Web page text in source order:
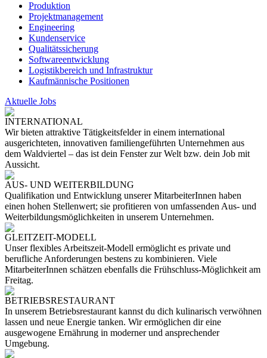
Produktion
Projektmanagement
Engineering
Kundenservice
Qualitätssicherung
Softwareentwicklung
Logistikbereich und Infrastruktur
Kaufmännische Positionen
Aktuelle Jobs
INTERNATIONAL
Wir bieten attraktive Tätigkeitsfelder in einem international
ausgerichteten, innovativen familiengeführten Unternehmen aus
dem Waldviertel – das ist dein Fenster zur Welt bzw. dein Job mit
Aussicht.
AUS- UND WEITERBILDUNG
Qualifikation und Entwicklung unserer MitarbeiterInnen haben
einen hohen Stellenwert; sie profitieren von umfassenden Aus- und
Weiterbildungsmöglichkeiten in unserem Unternehmen.
GLEITZEIT-MODELL
Unser flexibles Arbeitszeit-Modell ermöglicht es private und
berufliche Anforderungen bestens zu kombinieren. Viele
MitarbeiterInnen schätzen ebenfalls die Frühschluss-Möglichkeit am
Freitag.
BETRIEBSRESTAURANT
In unserem Betriebsrestaurant kannst du dich kulinarisch verwöhnen
lassen und neue Energie tanken. Wir ermöglichen dir eine
ausgewogene Ernährung in moderner und ansprechender
Umgebung.